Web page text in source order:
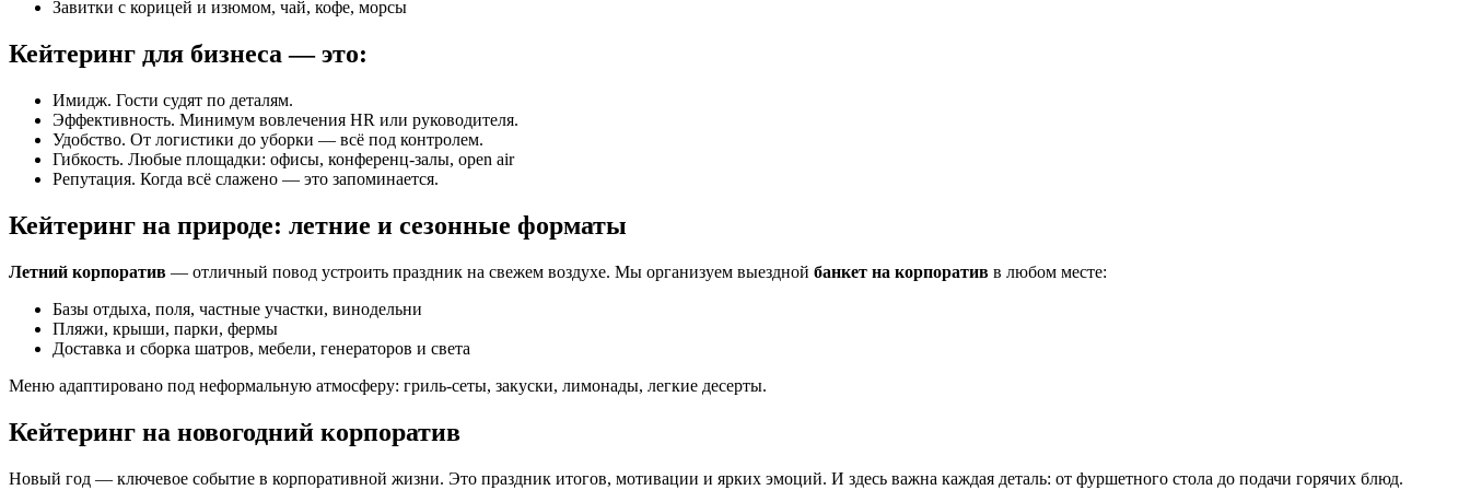
Завитки с корицей и изюмом, чай, кофе, морсы
Кейтеринг для бизнеса — это:
Имидж. Гости судят по деталям.
Эффективность. Минимум вовлечения HR или руководителя.
Удобство. От логистики до уборки — всё под контролем.
Гибкость. Любые площадки: офисы, конференц-залы, open air
Репутация. Когда всё слажено — это запоминается.
Кейтеринг на природе: летние и сезонные форматы
Летний корпоратив — отличный повод устроить праздник на свежем воздухе. Мы организуем выездной банкет на корпоратив в любом месте:
Базы отдыха, поля, частные участки, винодельни
Пляжи, крыши, парки, фермы
Доставка и сборка шатров, мебели, генераторов и света
Меню адаптировано под неформальную атмосферу: гриль-сеты, закуски, лимонады, легкие десерты.
Кейтеринг на новогодний корпоратив
Новый год — ключевое событие в корпоративной жизни. Это праздник итогов, мотивации и ярких эмоций. И здесь важна каждая деталь: от фуршетного стола до подачи горячих блюд.